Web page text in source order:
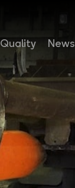
Quality News